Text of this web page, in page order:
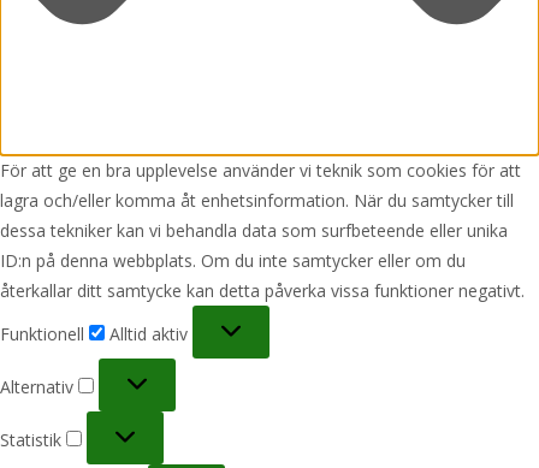
För att ge en bra upplevelse använder vi teknik som cookies för att
lagra och/eller komma åt enhetsinformation. När du samtycker till
dessa tekniker kan vi behandla data som surfbeteende eller unika
ID:n på denna webbplats. Om du inte samtycker eller om du
återkallar ditt samtycke kan detta påverka vissa funktioner negativt.
Funktionell
Alltid aktiv
Alternativ
Statistik